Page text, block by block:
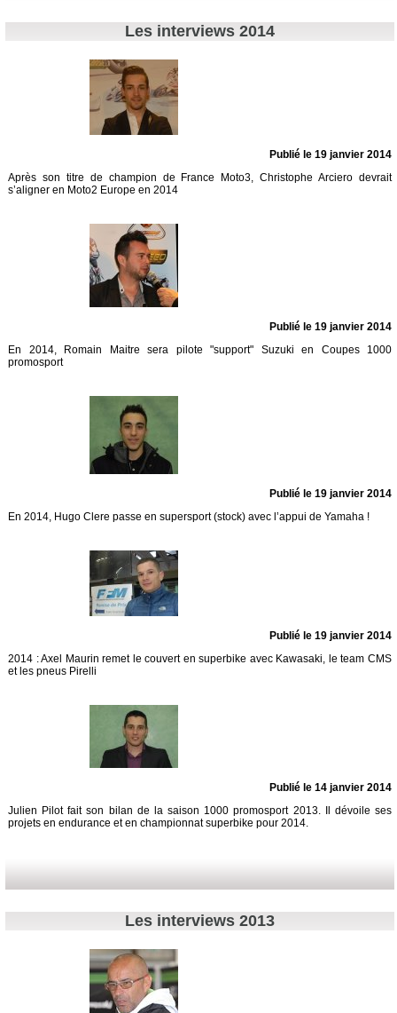
Les interviews 2014
Publié le 19 janvier 2014
Après son titre de champion de France Moto3, Christophe Arciero devrait
s’aligner en Moto2 Europe en 2014
Publié le 19 janvier 2014
En 2014, Romain Maitre sera pilote "support" Suzuki en Coupes 1000
promosport
Publié le 19 janvier 2014
En 2014, Hugo Clere passe en supersport (stock) avec l’appui de Yamaha !
Publié le 19 janvier 2014
2014 : Axel Maurin remet le couvert en superbike avec Kawasaki, le team CMS
et les pneus Pirelli
Publié le 14 janvier 2014
Julien Pilot fait son bilan de la saison 1000 promosport 2013. Il dévoile ses
projets en endurance et en championnat superbike pour 2014.
Les interviews 2013